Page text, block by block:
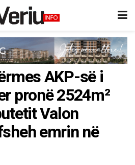
AKP-së i
pronë 2524m²
Valon
emrin në